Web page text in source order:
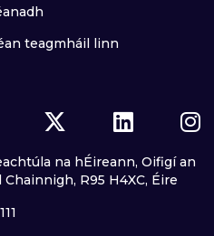
teagmháil linn
na hÉireann, Oifigí an
R95 H4XC, Éire